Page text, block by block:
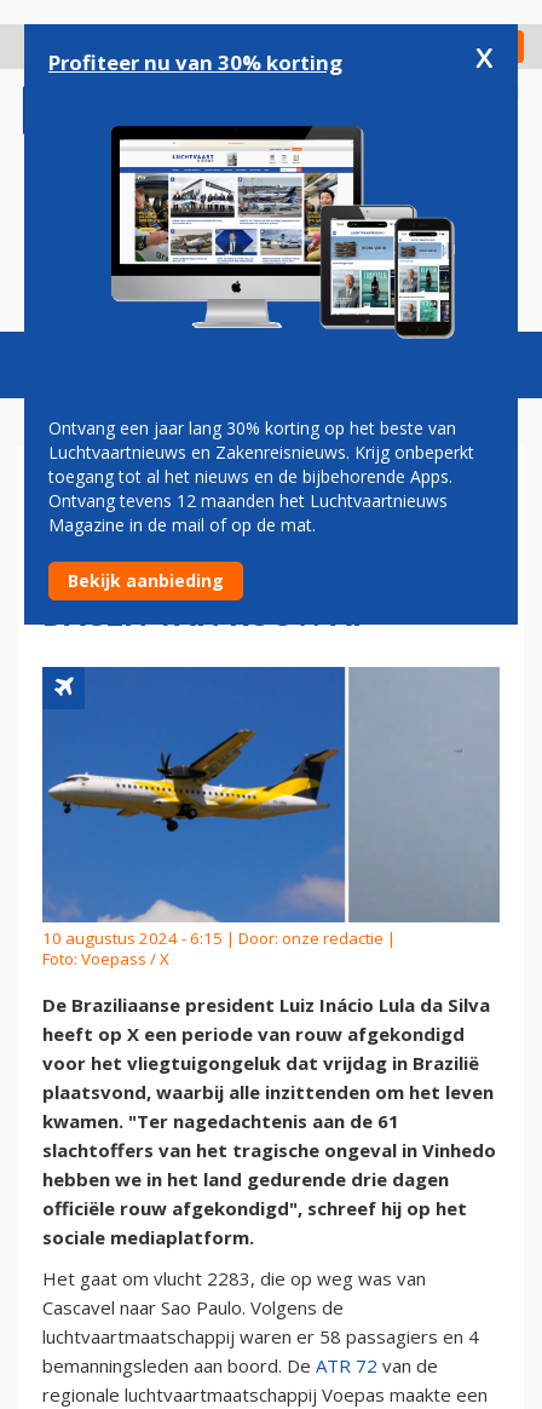
gaan
Check in
Magazine Podcasts Vacatures
61 SLACHTOFFERS BIJ
VLIEGRAMP BRAZILIË,
PRESIDENT KONDIGT DRIE
DAGEN VAN ROUW AF
10 augustus 2024 - 6:15 | Door: onze redactie |
Foto: Voepass / X
De Braziliaanse president Luiz Inácio Lula da Silva
heeft op X een periode van rouw afgekondigd
voor het vliegtuigongeluk dat vrijdag in Brazilië
plaatsvond, waarbij alle inzittenden om het leven
kwamen. "Ter nagedachtenis aan de 61
slachtoffers van het tragische ongeval in Vinhedo
hebben we in het land gedurende drie dagen
officiële rouw afgekondigd", schreef hij op het
sociale mediaplatform.
Het gaat om vlucht 2283, die op weg was van
Cascavel naar Sao Paulo. Volgens de
luchtvaartmaatschappij waren er 58 passagiers en 4
bemanningsleden aan boord. De ATR 72 van de
regionale luchtvaartmaatschappij Voepas maakte een
Profiteer nu van 30% korting x
Ontvang een jaar lang 30% korting op het beste van
Luchtvaartnieuws en Zakenreisnieuws. Krijg onbeperkt
toegang tot al het nieuws en de bijbehorende Apps.
Ontvang tevens 12 maanden het Luchtvaartnieuws
Magazine in de mail of op de mat.
Bekijk aanbieding